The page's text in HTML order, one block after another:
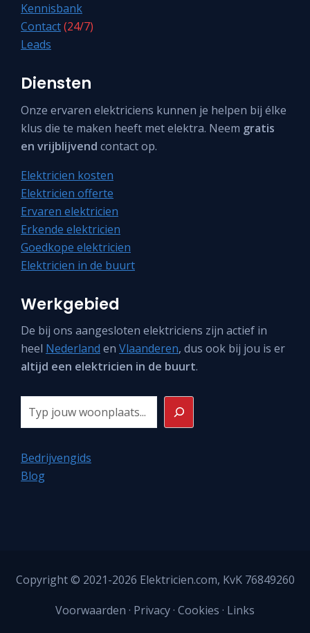
Kennisbank
Contact(24/7)
Leads
Diensten
Onze ervaren elektriciens kunnen je helpen bij élke
klus die te maken heeft met elektra. Neem gratis
en vrijblijvend contact op.
Elektricien kosten
Elektricien offerte
Ervaren elektricien
Erkende elektricien
Goedkope elektricien
Elektricien in de buurt
Werkgebied
De bij ons aangesloten elektriciens zijn actief in
heel Nederland en Vlaanderen, dus ook bij jou is er
altijd een elektricien in de buurt.
Zoeken
Bedrijvengids
Blog
Copyright © 2021-2026 Elektricien.com, KvK 76849260
Voorwaarden · Privacy· Cookies · Links